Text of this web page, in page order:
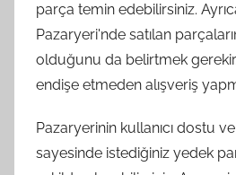
parça temin edebilirsiniz.
Pazaryeri'nde satılan
olduğunu da belirtmek
endişe etmeden alışveriş
Pazaryerinin kullanıcı dostu
sayesinde istediğiniz yedek